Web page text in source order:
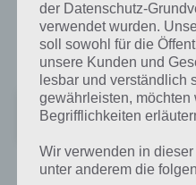
Kostenlos heruntergeladen
App Store für iPhone, iPad und
mindestens iOS 7.
Rotatio
Preis:Kostenlos+
der Datenschutz-
verwendet wurden.
soll sowohl für die
unsere Kunden und
lesbar und verständlich
gewährleisten,
Begrifflichkeiten
Wir verwenden in
unter anderem die